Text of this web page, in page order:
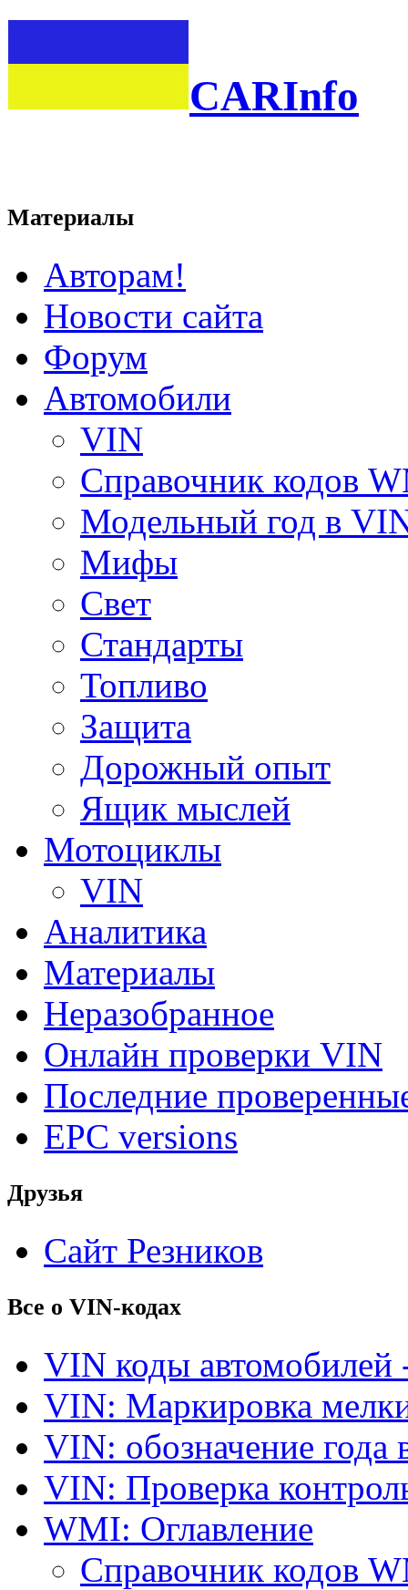
CARInfo
Материалы
Авторам!
Новости сайта
Форум
Автомобили
VIN
Справочник кодов
Модельный год в
Мифы
Свет
Стандарты
Топливо
Защита
Дорожный опыт
Ящик мыслей
Мотоциклы
VIN
Аналитика
Материалы
Неразобранное
Онлайн проверки VIN
Последние
EPC versions
Друзья
Сайт Резников
Все о VIN-кодах
VIN коды автомобилей
VIN: Маркировка
VIN: обозначение года
VIN: Проверка
WMI: Оглавление
Справочник кодов